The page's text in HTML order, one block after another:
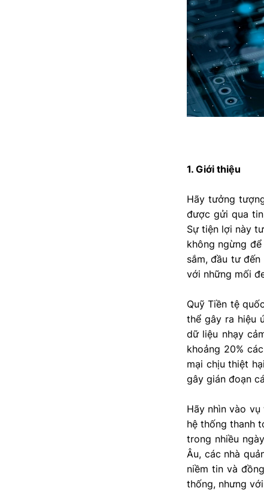
1. Giới thiệu
Hãy tưởng
được gửi qua
Sự tiện lợi này
không ngừng
sắm, đầu tư
với những mối
Quỹ Tiền tệ
thể gây ra hiệu
dữ liệu nhạy
khoảng 20%
mại chịu thiệt
gây gián đoạn
Hãy nhìn vào
hệ thống thanh
trong nhiều
Âu, các nhà
niềm tin và
thống, nhưng